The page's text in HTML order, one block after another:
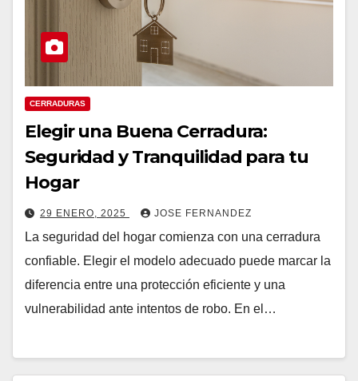
CERRADURAS
Elegir una Buena Cerradura:
Seguridad y Tranquilidad para tu
Hogar
29 ENERO, 2025 JOSE FERNANDEZ
La seguridad del hogar comienza con una cerradura
confiable. Elegir el modelo adecuado puede marcar la
diferencia entre una protección eficiente y una
vulnerabilidad ante intentos de robo. En el…